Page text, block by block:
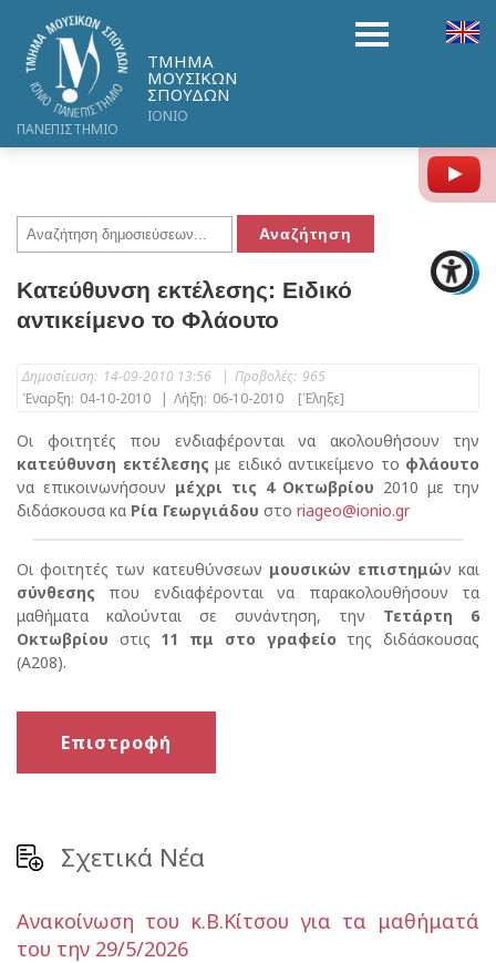
ΤΜΗΜΑ
ΜΟΥΣΙΚΩΝ
ΣΠΟΥΔΩΝ
ΙΟΝΙΟ
ΠΑΝΕΠΙΣΤΗΜΙΟ
Κατεύθυνση εκτέλεσης: Eιδικό
αντικείμενο το Φλάουτο
Δημοσίευση: 14-09-2010 13:56 | Προβολές: 965
Έναρξη: 04-10-2010 | Λήξη: 06-10-2010 [Έληξε]
Οι φοιτητές που ενδιαφέρονται να ακολουθήσουν την
κατεύθυνση εκτέλεσης με ειδικό αντικείμενο το φλάουτο
να επικοινωνήσουν μέχρι τις 4 Οκτωβρίου 2010 με την
διδάσκουσα κα Ρία Γεωργιάδου στο riageo@ionio.gr
Οι φοιτητές των κατευθύνσεων μουσικών επιστημών και
σύνθεσης που ενδιαφέρονται να παρακολουθήσουν τα
μαθήματα καλούνται σε συνάντηση, την Τετάρτη 6
Οκτωβρίου στις 11 πμ στο γραφείο της διδάσκουσας
(Α208).
Επιστροφή
Σχετικά Νέα
Ανακοίνωση του κ.Β.Κίτσου για τα μαθήματά
του την 29/5/2026